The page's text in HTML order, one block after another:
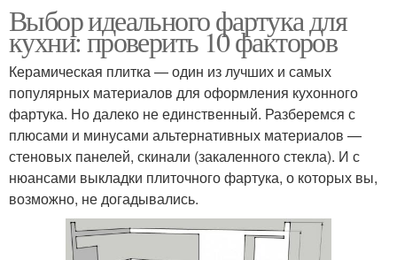
Выбор идеального фартука для
кухни: проверить 10 факторов
Керамическая плитка — один из лучших и самых
популярных материалов для оформления кухонного
фартука. Но далеко не единственный. Разберемся с
плюсами и минусами альтернативных материалов —
стеновых панелей, скинали (закаленного стекла). И с
нюансами выкладки плиточного фартука, о которых вы,
возможно, не догадывались.